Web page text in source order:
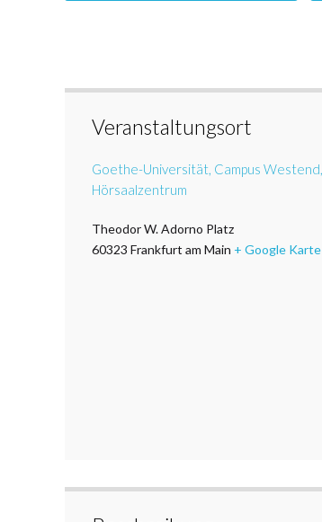
Veranstaltungsort
Goethe-Universität, Campus Westend,
Hörsaalzentrum
Theodor W. Adorno Platz
60323 Frankfurt am Main + Google Karte